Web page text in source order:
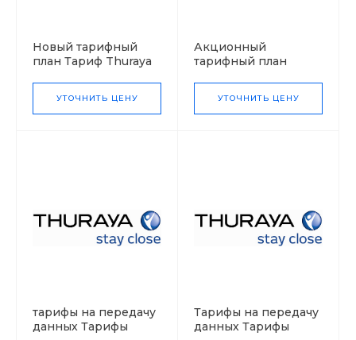
Новый тарифный
план Тариф Thuraya
УТОЧНИТЬ ЦЕНУ
Акционный
тарифный план
УТОЧНИТЬ ЦЕНУ
тарифы на передачу
данных Тарифы
Тарифы на передачу
данных Тарифы